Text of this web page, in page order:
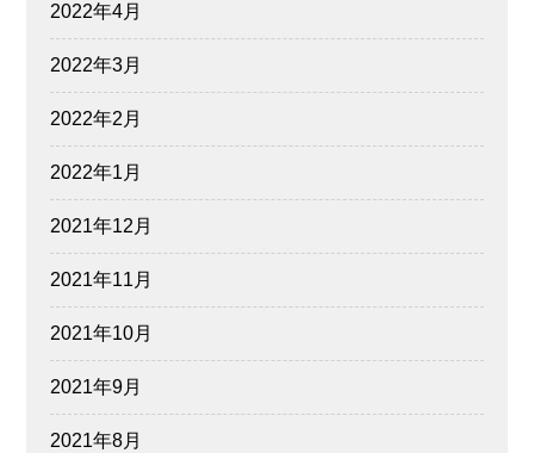
2022年4月
2022年3月
2022年2月
2022年1月
2021年12月
2021年11月
2021年10月
2021年9月
2021年8月